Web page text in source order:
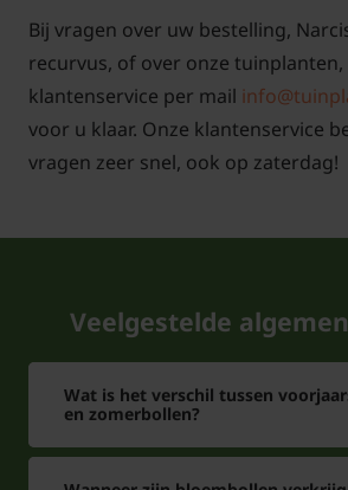
Bij vragen over uw bestelling,
recurvus, of over onze tuinplanten,
klantenservice per mail
voor u klaar. Onze klantenservice
vragen zeer snel, ook op zaterdag!
Veelgestelde
Wat is het verschil tussen
en zomerbollen?